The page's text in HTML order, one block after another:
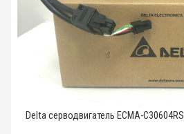
Delta серводвигатель ECMA-C30604RS